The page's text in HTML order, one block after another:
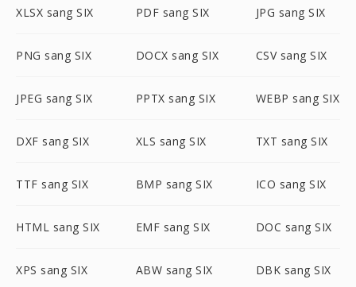
XLSX sang SIX PDF sang SIX JPG sang SIX
PNG sang SIX DOCX sang SIX CSV sang SIX
JPEG sang SIX PPTX sang SIX WEBP sang SIX
DXF sang SIX XLS sang SIX TXT sang SIX
TTF sang SIX BMP sang SIX ICO sang SIX
HTML sang SIX EMF sang SIX DOC sang SIX
XPS sang SIX ABW sang SIX DBK sang SIX